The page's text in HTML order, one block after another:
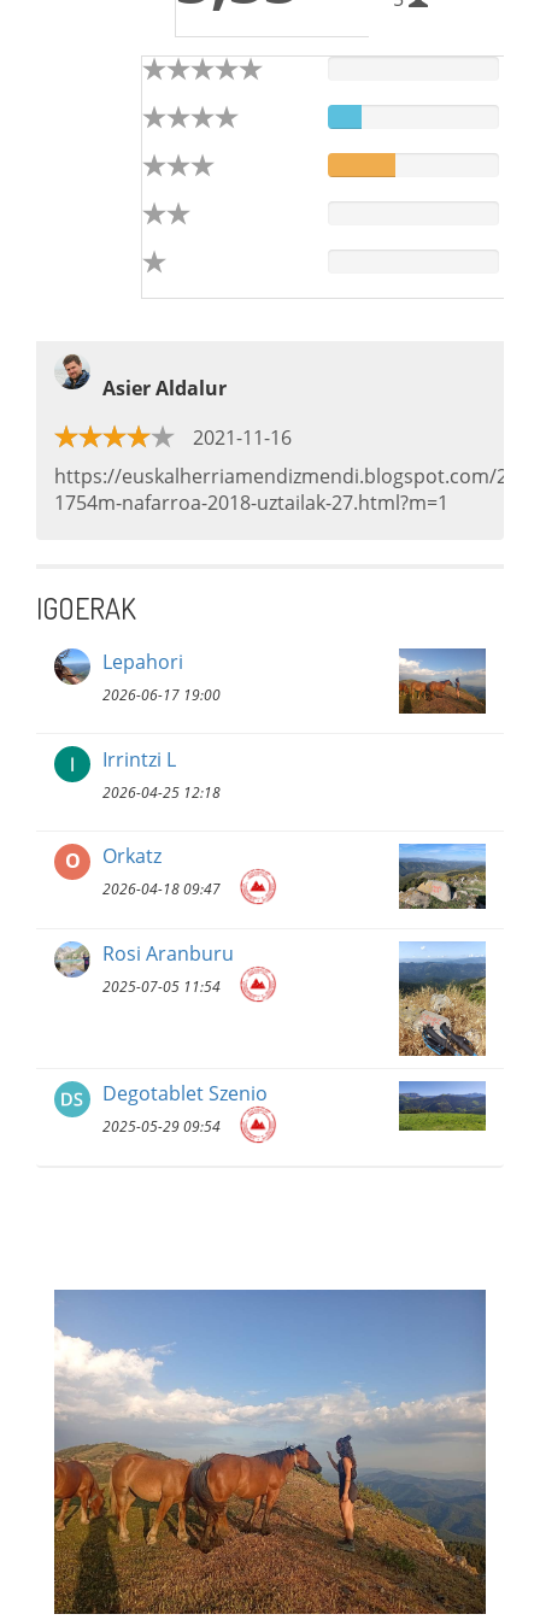
Asier Aldalur
2021-11-16
https://euskalherriamendizmendi.blogspot.com/
1754m-nafarroa-2018-uztailak-27.html?m=1
IGOERAK
Lepahori
2026-06-17 19:00
Irrintzi L
2026-04-25 12:18
O Orkatz
2026-04-18 09:47
Rosi Aranburu
2025-07-05 11:54
Degotablet Szenio
2025-05-29 09:54